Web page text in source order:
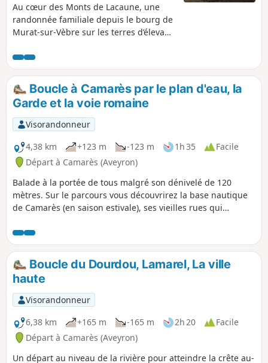
Au cœur des Monts de Lacaune, une
randonnée familiale depuis le bourg de
Murat-sur-Vèbre sur les terres d’élevage
donne le fromage de Roquefort,
premier fromage français à avoir reçu
une appellation d’origine. Avec une
pause dans une jasse restaurée, la
traversée d’un hameau typique (vente
directe de fromage traditionnel de
brebis) et le retour à Murat par le
Castelas et son bourg ancien.
Boucle à Camarès par le plan d'eau, la
Garde et la voie romaine
Visorandonneur
4,38 km
+123 m -123 m 1h 35
Facile
Départ à Camarès (Aveyron)
Balade à la portée de tous malgré son dénivelé de 120
mètres. Sur le parcours vous découvrirez la base nautique
de Camarès (en saison estivale), ses vieilles rues qui
panoramas sur le village et ceux d'alentour.
Boucle du Dourdou, Lamarel, La ville
haute
Visorandonneur
6,38 km
+165 m -165 m 2h 20
Facile
Départ à Camarès (Aveyron)
Un départ au niveau de la rivière pour atteindre la crête au-